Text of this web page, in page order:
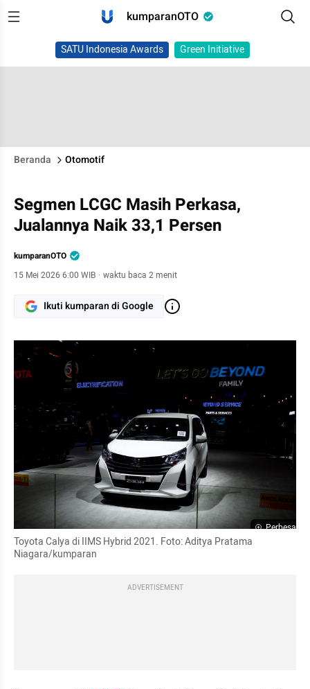
kumparanOTO
SATU Indonesia Awards Green Initiative
Beranda Otomotif
Segmen LCGC Masih Perkasa,
Jualannya Naik 33,1 Persen
kumparanOTO
15 Mei 2026 6:00 WIB · waktu baca 2 menit
Ikuti kumparan di Google
Perbesar
Toyota Calya di IIMS Hybrid 2021. Foto: Aditya Pratama
Niagara/kumparan
ADVERTISEMENT